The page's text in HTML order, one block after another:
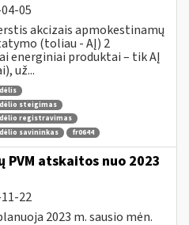
05
akcizais apmokestinamų
(toliau - AĮ) 2
energiniai produktai – tik AĮ
už...
steigimas
registravimas
savininkas
fr0644
atskaitos nuo 2023
22
2023 m. sausio mėn.